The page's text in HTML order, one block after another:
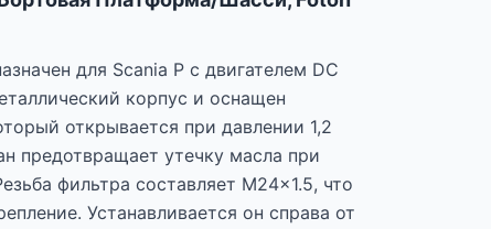
для Scania P с двигателем DC
корпус и оснащен
открывается при давлении 1,2
предотвращает утечку масла при
фильтра составляет M24x1.5, что
Устанавливается он справа от